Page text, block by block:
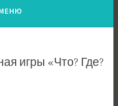
игры «Что? Где?